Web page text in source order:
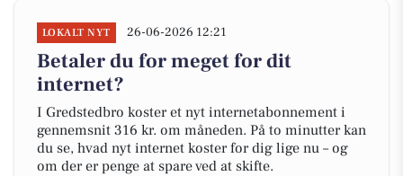
LOKALT NYT 26-06-2026 12:21
Betaler du for meget for dit
internet?
I Gredstedbro koster et nyt internetabonnement i
gennemsnit 316 kr. om måneden. På to minutter kan
du se, hvad nyt internet koster for dig lige nu – og
om der er penge at spare ved at skifte.